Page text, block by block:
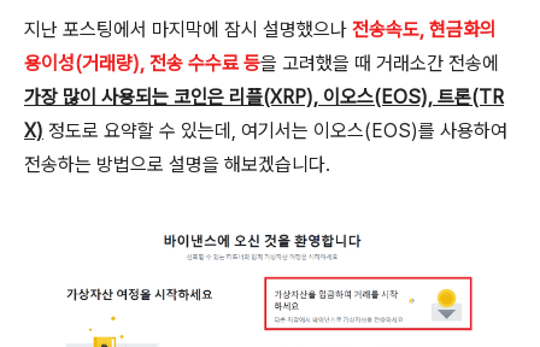
지난 포스팅에서 마지막에 잠시 설명했으나 전송속도, 현금화의
용이성(거래량), 전송 수수료 등을 고려했을 때 거래소간 전송에
가장 많이 사용되는 코인은 리플(XRP), 이오스(EOS), 트론(TR
X) 정도로 요약할 수 있는데, 여기서는 이오스(EOS)를 사용하여
전송하는 방법으로 설명을 해보겠습니다.